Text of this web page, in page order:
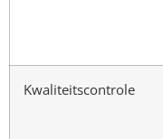
Kwaliteitscontrole